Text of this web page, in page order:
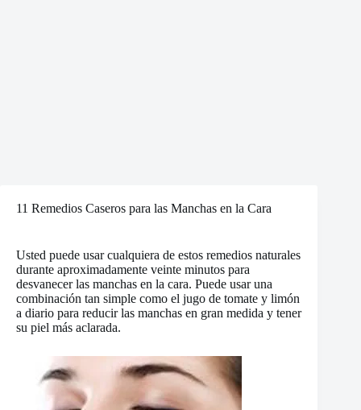
11 Remedios Caseros para las Manchas en la Cara
Usted puede usar cualquiera de estos remedios naturales
durante aproximadamente veinte minutos para
desvanecer las manchas en la cara. Puede usar una
combinación tan simple como el jugo de tomate y limón
a diario para reducir las manchas en gran medida y tener
su piel más aclarada.